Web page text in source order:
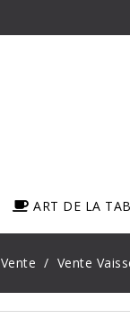
ART DE LA
Vente Vente